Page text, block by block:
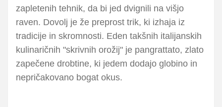
zapletenih tehnik, da bi jed dvignili na višjo
raven. Dovolj je že preprost trik, ki izhaja iz
tradicije in skromnosti. Eden takšnih italijanskih
kulinaričnih "skrivnih orožij" je pangrattato, zlato
zapečene drobtine, ki jedem dodajo globino in
nepričakovano bogat okus.